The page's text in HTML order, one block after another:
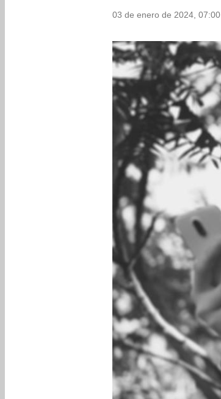
03 de enero de 2024, 07:00